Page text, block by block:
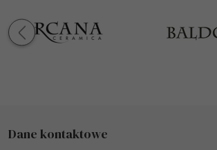
Dane kontaktowe